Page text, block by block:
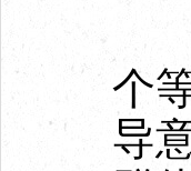
个
导